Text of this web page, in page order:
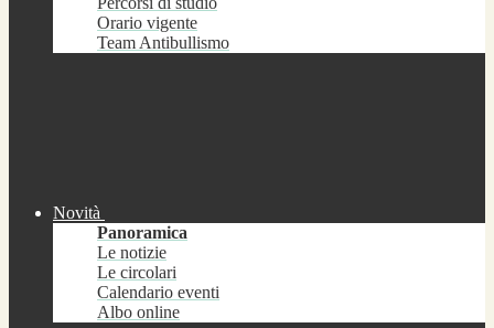
Orario vigente
Team Antibullismo
Novità
Panoramica
Le notizie
Le circolari
Calendario eventi
Albo online